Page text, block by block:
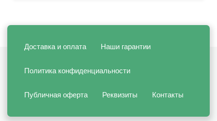
Доставка и оплата Наши гарантии
Политика конфиденциальности
Публичная оферта Реквизиты Контакты